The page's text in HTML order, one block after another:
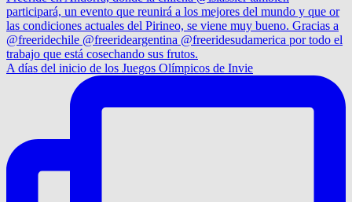
A días del inicio de los Juegos Olímpicos de Invie